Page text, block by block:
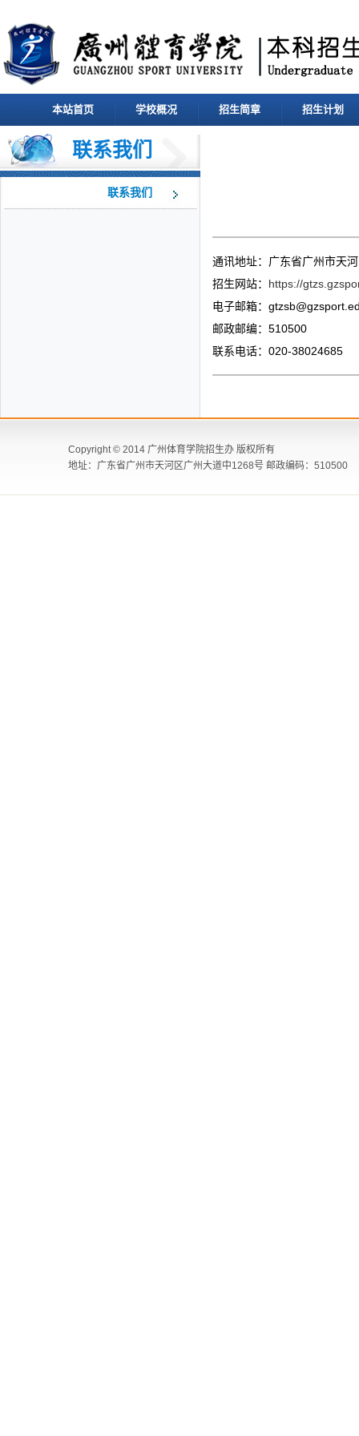
本站首页 学校概况 招生简章 招生计划
联系我们
联系我们
通讯地址：广东省广州市天
招生网站： https://
电子邮箱：
邮政邮编：510500
联系电话：020-38024685
Copyright © 2014 广州体育学院招生办 版权所有
地址：广东省广州市天河区广州大道中1268号 邮政编码：510500